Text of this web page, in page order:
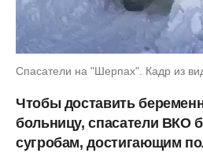
Спасатели на "Шерпах". Кадр из
Чтобы доставить
больницу, спасатели ВКО
сугробам, достигающим